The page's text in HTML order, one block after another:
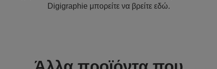
Digigraphie μπορείτε να βρείτε εδώ.